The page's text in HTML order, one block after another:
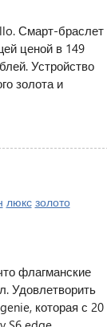
Смарт-браслет
ценой в 149
Устройство
золота и
люкс золото
флагманские
Удовлетворить
которая с 20